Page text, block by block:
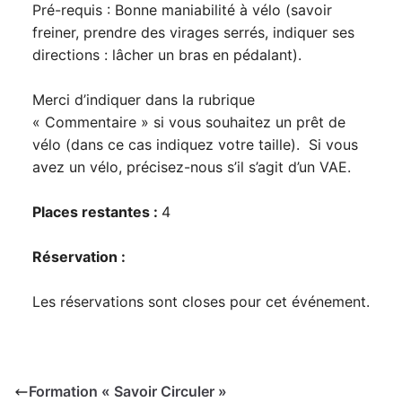
Pré-requis : Bonne maniabilité à vélo (savoir
freiner, prendre des virages serrés, indiquer ses
directions : lâcher un bras en pédalant).
Merci d’indiquer dans la rubrique
« Commentaire » si vous souhaitez un prêt de
vélo (dans ce cas indiquez votre taille). Si vous
avez un vélo, précisez-nous s’il s’agit d’un VAE.
Places restantes : 4
Réservation :
Les réservations sont closes pour cet événement.
Formation « Savoir Circuler »